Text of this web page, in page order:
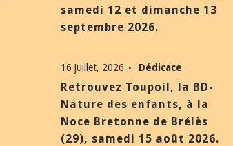
samedi 12 et dimanche 13
septembre 2026.
16 juillet, 2026 Dédicace
Retrouvez Toupoil, la BD-
Nature des enfants, à la
Noce Bretonne de Brélès
(29), samedi 15 août 2026.